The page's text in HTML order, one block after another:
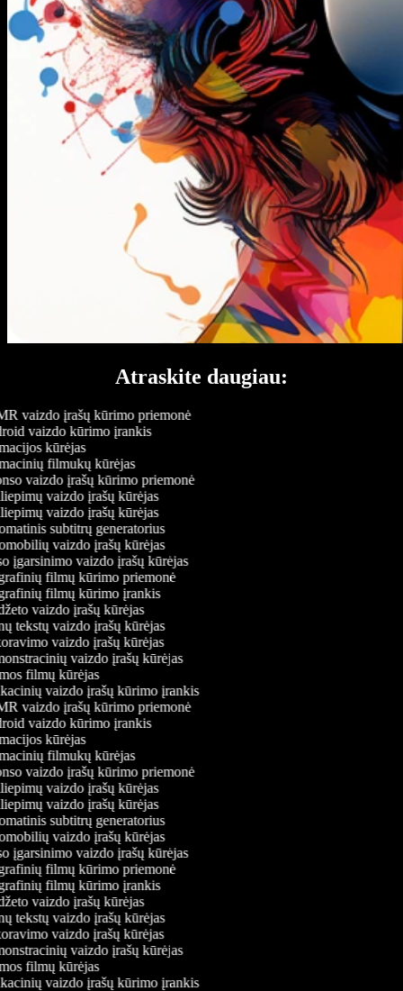
Atraskite daugiau:
vaizdo įrašų kūrimo priemonė
vaizdo kūrimo įrankis
kūrėjas
filmukų kūrėjas
vaizdo įrašų kūrimo priemonė
vaizdo įrašų kūrėjas
vaizdo įrašų kūrėjas
subtitrų generatorius
vaizdo įrašų kūrėjas
įgarsinimo vaizdo įrašų kūrėjas
filmų kūrimo priemonė
filmų kūrimo įrankis
vaizdo įrašų kūrėjas
tekstų vaizdo įrašų kūrėjas
vaizdo įrašų kūrėjas
vaizdo įrašų kūrėjas
filmų kūrėjas
vaizdo įrašų kūrimo įrankis
vaizdo įrašų kūrimo priemonė
vaizdo kūrimo įrankis
kūrėjas
filmukų kūrėjas
vaizdo įrašų kūrimo priemonė
vaizdo įrašų kūrėjas
vaizdo įrašų kūrėjas
subtitrų generatorius
vaizdo įrašų kūrėjas
įgarsinimo vaizdo įrašų kūrėjas
filmų kūrimo priemonė
filmų kūrimo įrankis
vaizdo įrašų kūrėjas
tekstų vaizdo įrašų kūrėjas
vaizdo įrašų kūrėjas
vaizdo įrašų kūrėjas
filmų kūrėjas
vaizdo įrašų kūrimo įrankis